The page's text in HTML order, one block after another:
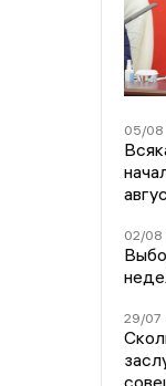
05/08
02/08
29/07